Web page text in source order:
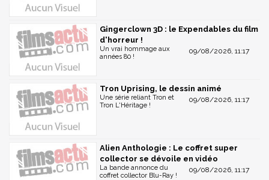
Gingerclown 3D : le Expendables du film
d'horreur !
09/08/2026, 11:17
Un vrai hommage aux
années 80 !
Tron Uprising, le dessin animé
09/08/2026, 11:17
Une série reliant Tron et
Tron L'Héritage !
Alien Anthologie : Le coffret super
collector se dévoile en vidéo
09/08/2026, 11:17
La bande annonce du
coffret collector Blu-Ray !